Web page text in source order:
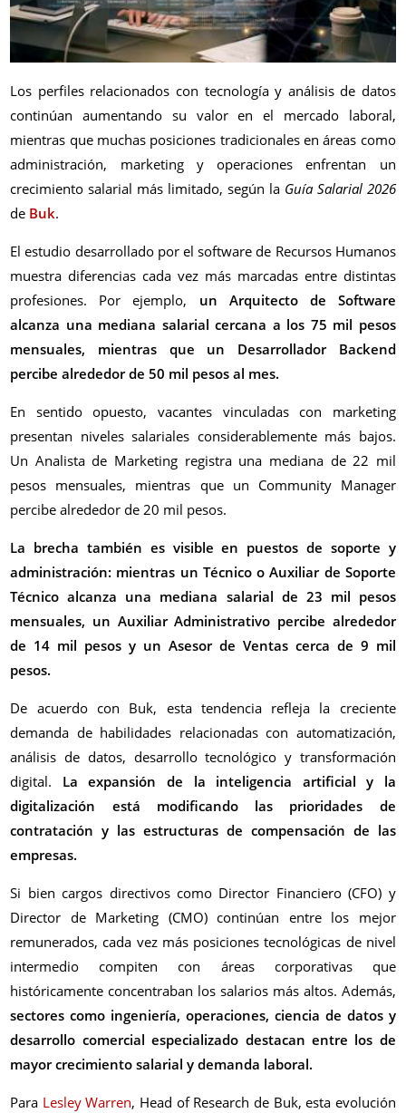
Los perfiles relacionados con tecnología y análisis de datos
continúan aumentando su valor en el mercado laboral,
mientras que muchas posiciones tradicionales en áreas como
administración, marketing y operaciones enfrentan un
crecimiento salarial más limitado, según la Guía Salarial 2026
de Buk.
El estudio desarrollado por el software de Recursos Humanos
muestra diferencias cada vez más marcadas entre distintas
profesiones. Por ejemplo, un Arquitecto de Software
alcanza una mediana salarial cercana a los 75 mil pesos
mensuales, mientras que un Desarrollador Backend
percibe alrededor de 50 mil pesos al mes.
En sentido opuesto, vacantes vinculadas con marketing
presentan niveles salariales considerablemente más bajos.
Un Analista de Marketing registra una mediana de 22 mil
pesos mensuales, mientras que un Community Manager
percibe alrededor de 20 mil pesos.
La brecha también es visible en puestos de soporte y
administración: mientras un Técnico o Auxiliar de Soporte
Técnico alcanza una mediana salarial de 23 mil pesos
mensuales, un Auxiliar Administrativo percibe alrededor
de 14 mil pesos y un Asesor de Ventas cerca de 9 mil
pesos.
De acuerdo con Buk, esta tendencia refleja la creciente
demanda de habilidades relacionadas con automatización,
análisis de datos, desarrollo tecnológico y transformación
digital. La expansión de la inteligencia artificial y la
digitalización está modificando las prioridades de
contratación y las estructuras de compensación de las
empresas.
Si bien cargos directivos como Director Financiero (CFO) y
Director de Marketing (CMO) continúan entre los mejor
remunerados, cada vez más posiciones tecnológicas de nivel
intermedio compiten con áreas corporativas que
históricamente concentraban los salarios más altos. Además,
sectores como ingeniería, operaciones, ciencia de datos y
desarrollo comercial especializado destacan entre los de
mayor crecimiento salarial y demanda laboral.
Para Lesley Warren, Head of Research de Buk, esta evolución